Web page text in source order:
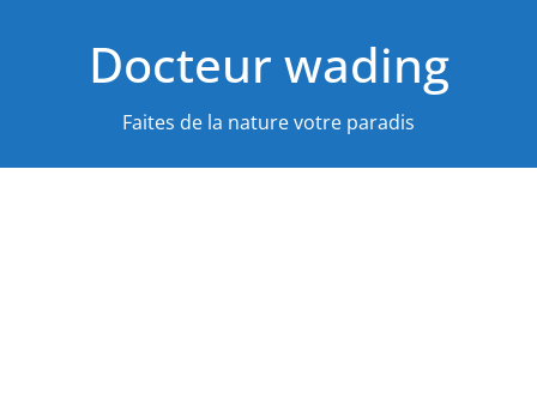
Docteur wading
Faites de la nature votre paradis